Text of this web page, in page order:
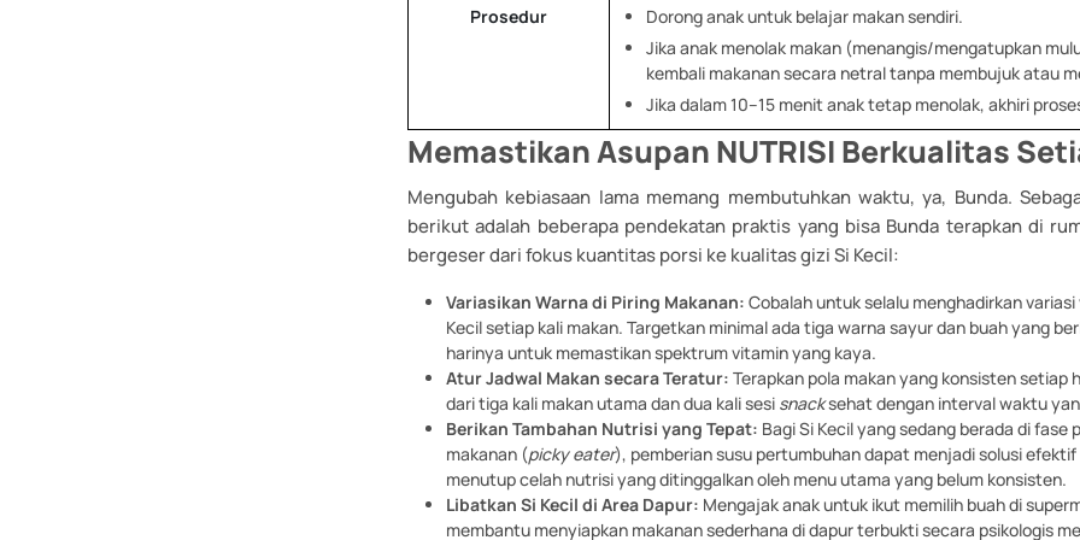
Prosedur
Dorong anak untuk belajar makan sendiri.
Jika anak menolak makan (menangis/mengatupkan
kembali makanan secara netral tanpa membujuk atau
Jika dalam 10–15 menit anak tetap menolak, akhiri
Memastikan Asupan NUTRISI Berkualitas
Mengubah kebiasaan lama memang membutuhkan waktu, ya, Bunda.
berikut adalah beberapa pendekatan praktis yang bisa Bunda terapkan di
bergeser dari fokus kuantitas porsi ke kualitas gizi Si Kecil:
Variasikan Warna di Piring Makanan: Cobalah untuk selalu menghadirkan variasi
Kecil setiap kali makan. Targetkan minimal ada tiga warna sayur dan buah yang
harinya untuk memastikan spektrum vitamin yang kaya.
Atur Jadwal Makan secara Teratur: Terapkan pola makan yang konsisten setiap
dari tiga kali makan utama dan dua kali sesi snacksehat dengan interval waktu
Berikan Tambahan Nutrisi yang Tepat: Bagi Si Kecil yang sedang berada di fase
makanan (picky eater), pemberian susu pertumbuhan dapat menjadi solusi
menutup celah nutrisi yang ditinggalkan oleh menu utama yang belum konsisten.
Libatkan Si Kecil di Area Dapur: Mengajak anak untuk ikut memilih buah di
membantu menyiapkan makanan sederhana di dapur terbukti secara psikologis